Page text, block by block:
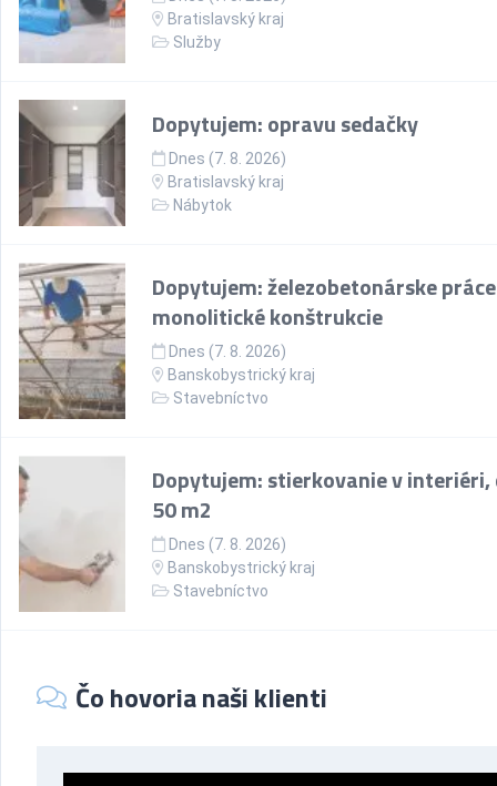
Bratislavský kraj
Služby
Dopytujem: opravu sedačky
Dnes (7. 8. 2026)
Bratislavský kraj
Nábytok
Dopytujem: železobetonárske
monolitické konštrukcie
Dnes (7. 8. 2026)
Banskobystrický kraj
Stavebníctvo
Dopytujem: stierkovanie v interiéri,
50 m2
Dnes (7. 8. 2026)
Banskobystrický kraj
Stavebníctvo
Čo hovoria naši klienti